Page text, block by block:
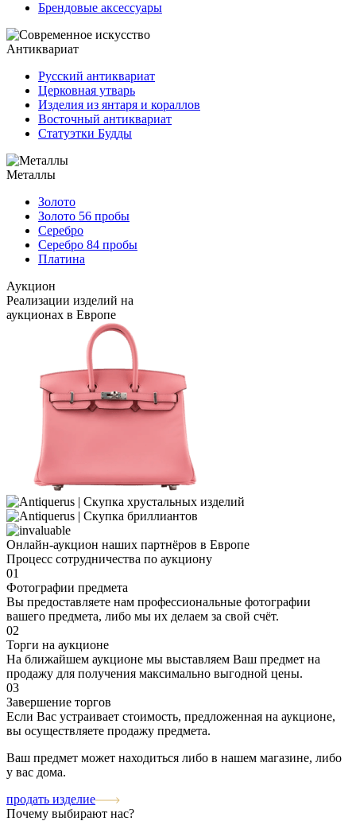
Брендовые аксессуары
Антиквариат
Русский антиквариат
Церковная утварь
Изделия из янтаря и кораллов
Восточный антиквариат
Статуэтки Будды
Металлы
Золото
Золото 56 пробы
Серебро
Серебро 84 пробы
Платина
Аукцион
Реализации изделий на
аукционах в Европе
Онлайн-аукцион наших партнёров в Европе
Процесс сотрудничества по аукциону
01
Фотографии предмета
Вы предоставляете нам профессиональные фотографии
вашего предмета, либо мы их делаем за свой счёт.
02
Торги на аукционе
На ближайшем аукционе мы выставляем Ваш предмет на
продажу для получения максимально выгодной цены.
03
Завершение торгов
Если Вас устраивает стоимость, предложенная на аукционе,
вы осуществляете продажу предмета.
Ваш предмет может находиться либо в нашем магазине, либо
у вас дома.
продать изделие
Почему выбирают нас?